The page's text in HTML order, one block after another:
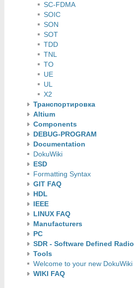
SC-FDMA
SOIC
SON
SOT
TDD
TNL
TO
UE
UL
X2
Транспортировка
Altium
Components
DEBUG-PROGRAM
Documentation
DokuWiki
ESD
Formatting Syntax
GIT FAQ
HDL
IEEE
LINUX FAQ
Manufacturers
PC
SDR - Software Defined Radio
Tools
Welcome to your new DokuWiki
WIKI FAQ